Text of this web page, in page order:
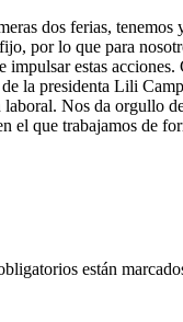
dos ferias, tenemos
por lo que para
impulsar estas
la presidenta Lili
Nos da orgullo
el que trabajamos de
están